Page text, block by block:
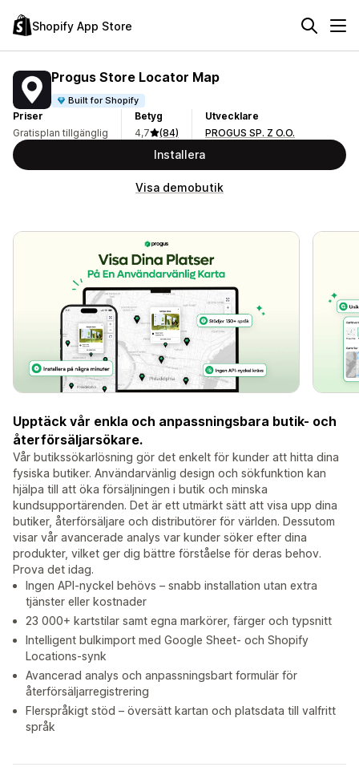
Shopify App Store
Progus Store Locator Map
Built for Shopify
Priser
Gratisplan tillgänglig
Betyg
4,7
(84)
Utvecklare
PROGUS SP. Z O.O.
Installera
Visa demobutik
Upptäck vår enkla och anpassningsbara butik- och
återförsäljarsökare.
Vår butikssökarlösning gör det enkelt för kunder att hitta dina
fysiska butiker. Användarvänlig design och sökfunktion kan
hjälpa till att öka försäljningen i butik och minska
kundsupportärenden. Det är ett utmärkt sätt att visa upp dina
butiker, återförsäljare och distributörer för världen. Dessutom
visar vår avancerade analys var kunder söker efter dina
produkter, vilket ger dig bättre förståelse för deras behov.
Prova det idag.
Ingen API-nyckel behövs – snabb installation utan extra
tjänster eller kostnader
23 000+ kartstilar samt egna markörer, färger och typsnitt
Intelligent bulkimport med Google Sheet- och Shopify
Locations-synk
Avancerad analys och anpassningsbart formulär för
återförsäljarregistrering
Flerspråkigt stöd – översätt kartan och platsdata till valfritt
språk